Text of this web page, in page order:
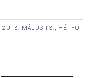
2013. MÁJUS 13., HÉTFŐ